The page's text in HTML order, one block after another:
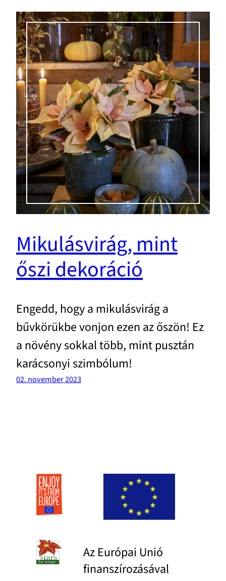
Mikulásvirág, mint
őszi dekoráció
Engedd, hogy a mikulásvirág a
bűvkörükbe vonjon ezen az őszön! Ez
a növény sokkal több, mint pusztán
karácsonyi szimbólum!
02. november 2023
Az Európai Unió
finanszírozásával